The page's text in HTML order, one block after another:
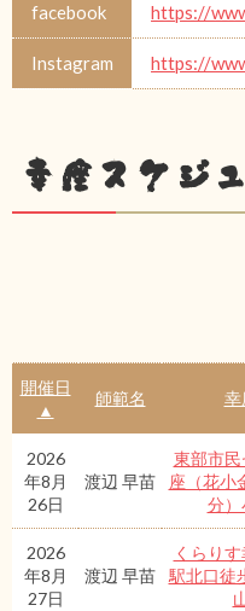
facebook https://
Instagram https://
幸座スケジ
開催日
▲
師範名 幸
2026
年8月
26日
渡辺 早苗
東部市
座（花小
分）
2026
年8月
27日
渡辺 早苗
くらり
駅北口徒